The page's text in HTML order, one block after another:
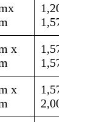
1,20 x
1,57
x
1,57 x
1,57
x
1,57 x
2,00